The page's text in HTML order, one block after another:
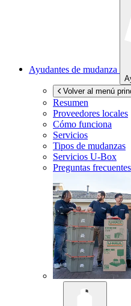
Ayudantes de mudanza
Volver al menú
Resumen
Proveedores locales
Cómo funciona
Servicios
Tipos de mudanzas
Servicios U-Box
Preguntas frecuentes